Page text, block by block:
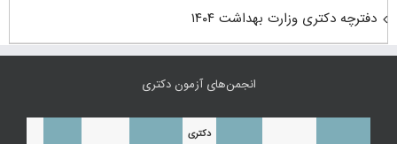
دفترچه دکتری وزارت بهداشت ۱۴۰۴
انجمن‌های آزمون دکتری
دکتری